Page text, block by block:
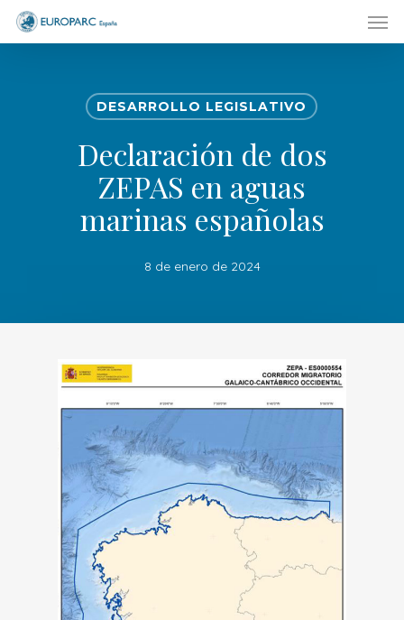
Skip
DESARROLLO LEGISLATIVO
Declaración de dos
ZEPAS en aguas
marinas españolas
8 de enero de 2024